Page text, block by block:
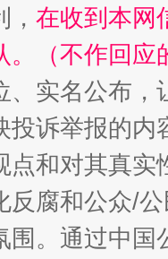
在收到本网
。（不作回应
、实名公布
投诉举报的
点和对其真实
反腐和公众/
围。通过中